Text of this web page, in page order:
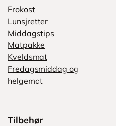
Frokost
Lunsjretter
Middagstips
Matpakke
Kveldsmat
Fredagsmiddag og
helgemat
Tilbehør